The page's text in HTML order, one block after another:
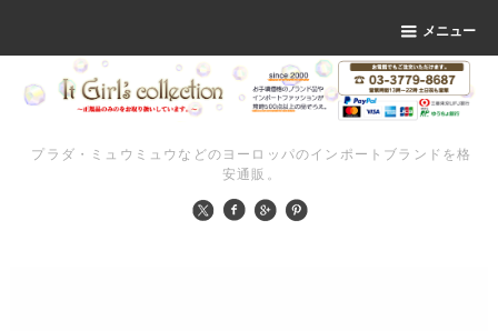
メニュー
プラダ・ミュウミュウなどのヨーロッパのインポートブランドを格
安通販。